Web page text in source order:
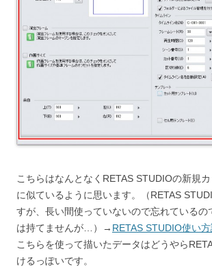
こちらはなんとなくRETAS STUDIOの新規
に似ているように思います。（RETAS
すが、長い間使っていないので忘れているの
は持てませんが…）→ RETAS STUDIO使い
こちらを使って描いたデータはどうやら
けるっぽいです。